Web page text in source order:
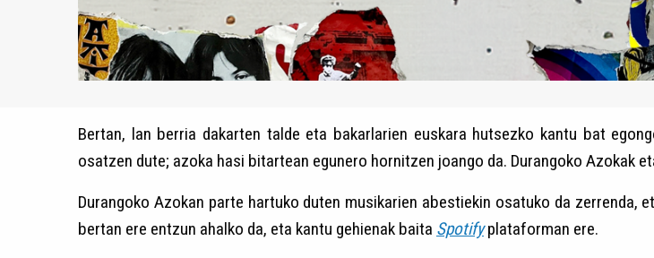
Bertan, lan berria dakarten talde eta bakarlarien euskara hutsezko kantu bat
osatzen dute; azoka hasi bitartean egunero hornitzen joango da. Durangoko Azokak
Durangoko Azokan parte hartuko duten musikarien abestiekin osatuko da zerrenda,
bertan ere entzun ahalko da, eta kantu gehienak baita Spotifyplataforman ere.